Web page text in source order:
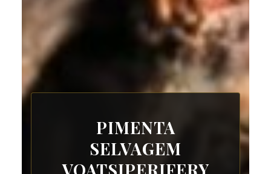
PIMENTA
SELVAGEM